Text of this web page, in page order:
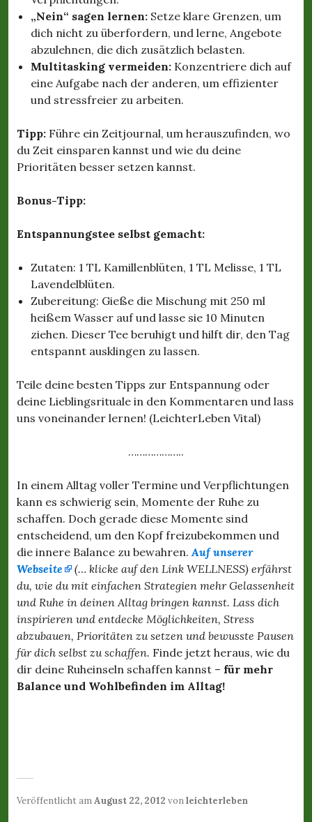
„Nein“ sagen lernen: Setze klare Grenzen, um
dich nicht zu überfordern, und lerne, Angebote
abzulehnen, die dich zusätzlich belasten.
Multitasking vermeiden: Konzentriere dich auf
eine Aufgabe nach der anderen, um effizienter
und stressfreier zu arbeiten.
Tipp: Führe ein Zeitjournal, um herauszufinden, wo
du Zeit einsparen kannst und wie du deine
Prioritäten besser setzen kannst.
Bonus-Tipp:
Entspannungstee selbst gemacht:
Zutaten: 1 TL Kamillenblüten, 1 TL Melisse, 1 TL
Lavendelblüten.
Zubereitung: Gieße die Mischung mit 250 ml
heißem Wasser auf und lasse sie 10 Minuten
ziehen. Dieser Tee beruhigt und hilft dir, den Tag
entspannt ausklingen zu lassen.
Teile deine besten Tipps zur Entspannung oder
deine Lieblingsrituale in den Kommentaren und lass
uns voneinander lernen! (LeichterLeben Vital)
………………..
In einem Alltag voller Termine und Verpflichtungen
kann es schwierig sein, Momente der Ruhe zu
schaffen. Doch gerade diese Momente sind
entscheidend, um den Kopf freizubekommen und
die innere Balance zu bewahren. Auf unserer
Webseite
(… klicke auf den Link WELLNESS) erfährst
du, wie du mit einfachen Strategien mehr Gelassenheit
und Ruhe in deinen Alltag bringen kannst. Lass dich
inspirieren und entdecke Möglichkeiten, Stress
abzubauen, Prioritäten zu setzen und bewusste Pausen
für dich selbst zu schaffen. Finde jetzt heraus, wie du
dir deine Ruheinseln schaffen kannst – für mehr
Balance und Wohlbefinden im Alltag!
Veröffentlicht amAugust 22, 2012 vonleichterleben